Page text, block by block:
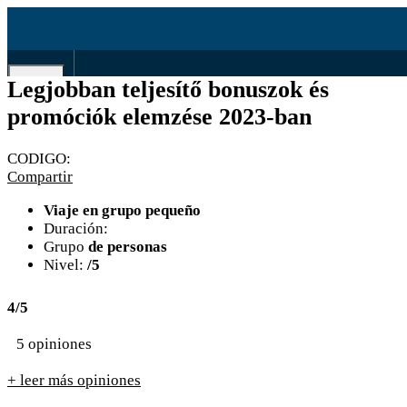
EN
980839807
Legjobban teljesítő bonuszok és
promóciók elemzése 2023-ban
CODIGO:
Compartir
Viaje en grupo pequeño
Duración:
Grupo de personas
Nivel: /5
4/5
5 opiniones
+ leer más opiniones